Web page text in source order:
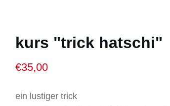
kurs "trick hatschi"
€35,00
ein lustiger trick